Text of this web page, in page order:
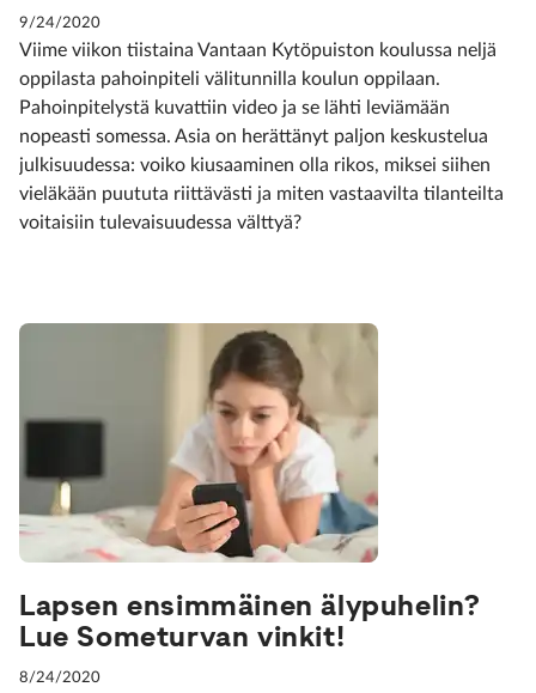
9/24/2020
Viime viikon tiistaina Vantaan Kytöpuiston koulussa neljä
oppilasta pahoinpiteli välitunnilla koulun oppilaan.
Pahoinpitelystä kuvattiin video ja se lähti leviämään
nopeasti somessa. Asia on herättänyt paljon keskustelua
julkisuudessa: voiko kiusaaminen olla rikos, miksei siihen
vieläkään puututa riittävästi ja miten vastaavilta tilanteilta
voitaisiin tulevaisuudessa välttyä?
Lapsen ensimmäinen älypuhelin?
Lue Someturvan vinkit!
8/24/2020